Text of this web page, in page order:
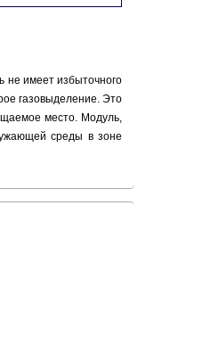
не имеет избыточного
газовыделение. Это
место. Модуль,
среды в зоне